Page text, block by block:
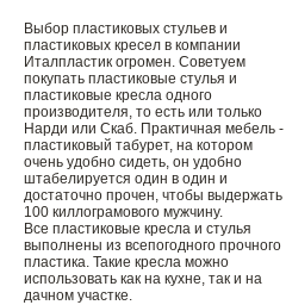
Выбор пластиковых стульев и
пластиковых кресел в компании
Италпластик огромен. Советуем
покупать пластиковые стулья и
пластиковые кресла одного
производителя, то есть или только
Нарди или Скаб. Практичная мебель -
пластиковый табурет, на котором
очень удобно сидеть, он удобно
штабелируется один в один и
достаточно прочен, чтобы выдержать
100 киллограмового мужчину.
Все пластиковые кресла и стулья
выполнены из всепогодного прочного
пластика. Такие кресла можно
использовать как на кухне, так и на
дачном участке.